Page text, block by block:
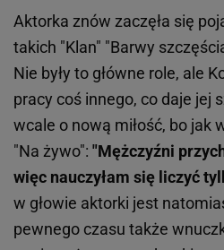
Aktorka znów zaczęła się
takich "Klan" "Barwy
Nie były to główne role, ale
pracy coś innego, co daje jej
wcale o nową miłość, bo jak
"Na żywo": "Mężczyźni
więc nauczyłam się liczyć
w głowie aktorki jest
pewnego czasu także